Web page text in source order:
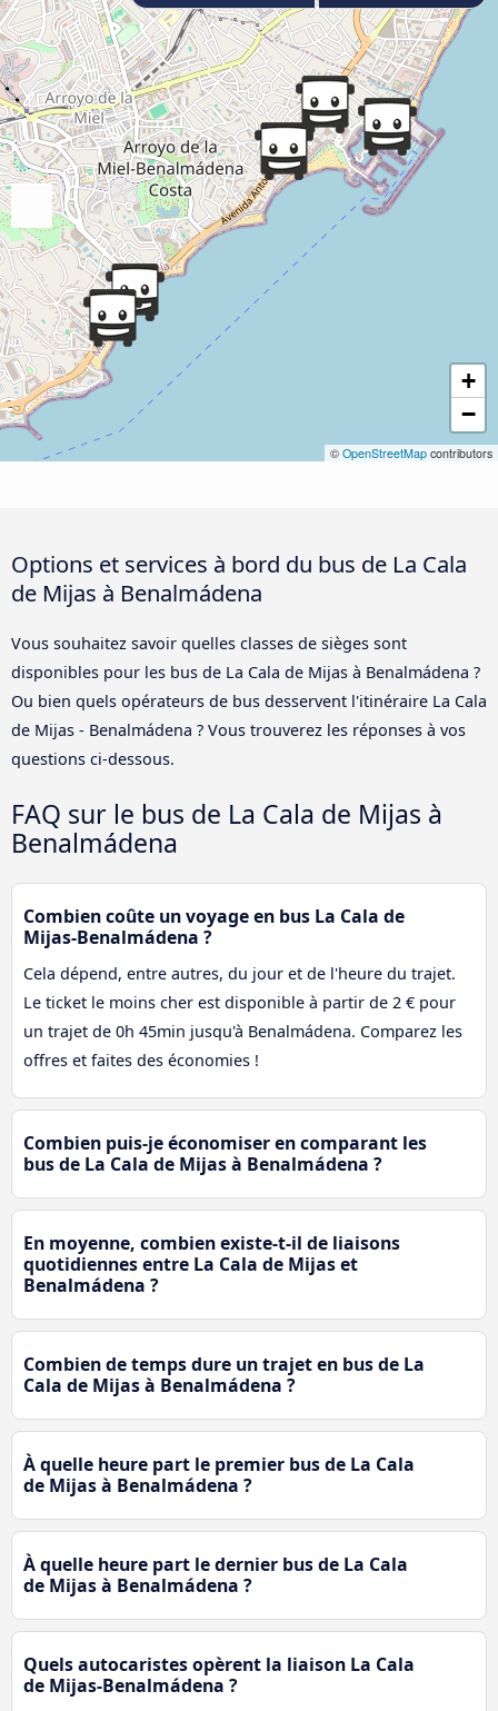
+
−
© OpenStreetMap contributors
Options et services à bord du bus de La Cala
de Mijas à Benalmádena
Vous souhaitez savoir quelles classes de sièges sont
disponibles pour les bus de La Cala de Mijas à Benalmádena ?
Ou bien quels opérateurs de bus desservent l'itinéraire La Cala
de Mijas - Benalmádena ? Vous trouverez les réponses à vos
questions ci-dessous.
FAQ sur le bus de La Cala de Mijas à
Benalmádena
Combien coûte un voyage en bus La Cala de
Mijas-Benalmádena ?
Cela dépend, entre autres, du jour et de l'heure du trajet.
Le ticket le moins cher est disponible à partir de 2 € pour
un trajet de 0h 45min jusqu'à Benalmádena. Comparez les
offres et faites des économies !
Combien puis-je économiser en comparant les
bus de La Cala de Mijas à Benalmádena ?
En moyenne, combien existe-t-il de liaisons
quotidiennes entre La Cala de Mijas et
Benalmádena ?
Combien de temps dure un trajet en bus de La
Cala de Mijas à Benalmádena ?
À quelle heure part le premier bus de La Cala
de Mijas à Benalmádena ?
À quelle heure part le dernier bus de La Cala
de Mijas à Benalmádena ?
Quels autocaristes opèrent la liaison La Cala
de Mijas-Benalmádena ?